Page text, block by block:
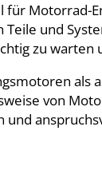
und
zu
als
von